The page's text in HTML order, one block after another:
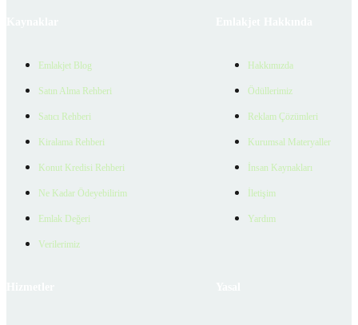
Emlakjet Blog
Satın Alma Rehberi
Satıcı Rehberi
Kiralama Rehberi
Konut Kredisi Rehberi
Ne Kadar Ödeyebilirim
Emlak Değeri
Verilerimiz
Hakkımızda
Ödüllerimiz
Reklam Çözümleri
Kurumsal Materyaller
İnsan Kaynakları
İletişim
Yardım